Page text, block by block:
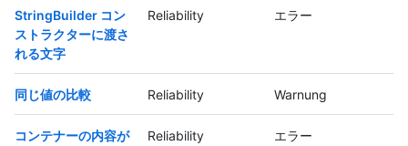
StringBuilder コン
ストラクターに渡さ
れる文字
Reliability エラー
同じ値の比較 Reliability Warnung
コンテナーの内容が
Reliability エラー